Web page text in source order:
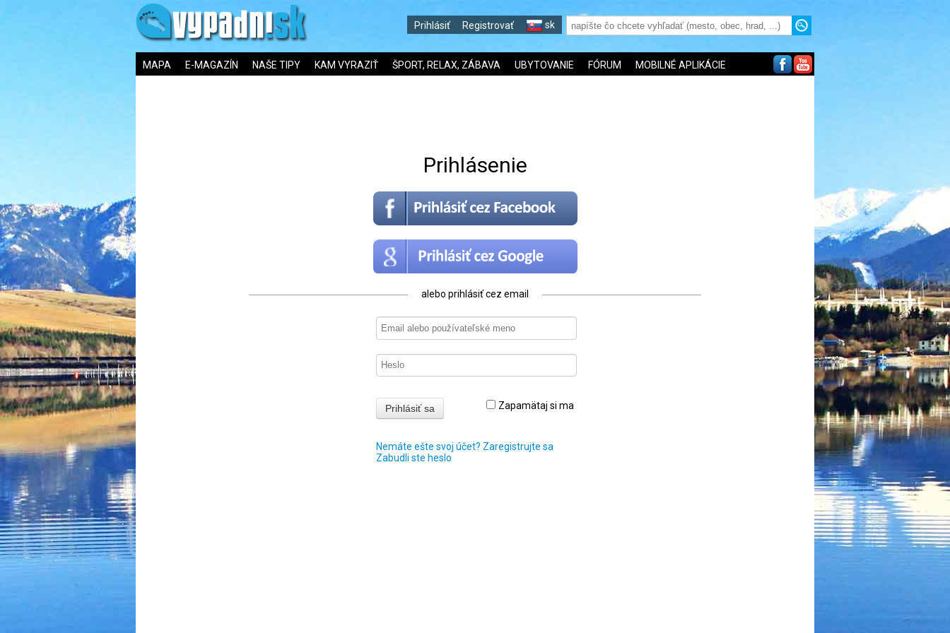
Prihlásiť Registrovať sk
MAPA E-MAGAZÍN NAŠE TIPY KAM VYRAZIŤ ŠPORT, RELAX, ZÁBAVA UBYTOVANIE FÓRUM MOBILNÉ APLIKÁCIE
Prihlásenie
alebo prihlásiť cez email
Zapamätaj si ma
Nemáte ešte svoj účet? Zaregistrujte sa
Zabudli ste heslo